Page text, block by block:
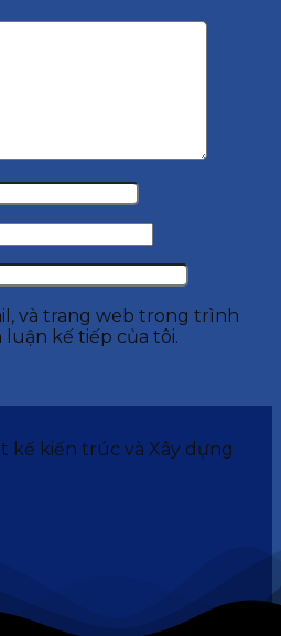
và trang web trong trình
kế tiếp của tôi.